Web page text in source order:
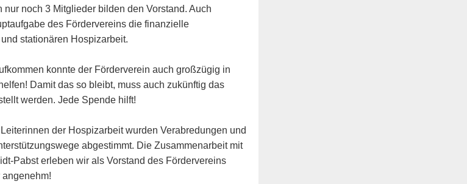
noch 3 Mitglieder bilden den Vorstand. Auch
des Fördervereins die finanzielle
stationären Hospizarbeit.
konnte der Förderverein auch großzügig in
Damit das so bleibt, muss auch zukünftig das
werden. Jede Spende hilft!
der Hospizarbeit wurden Verabredungen und
abgestimmt. Die Zusammenarbeit mit
Pabst erleben wir als Vorstand des Fördervereins